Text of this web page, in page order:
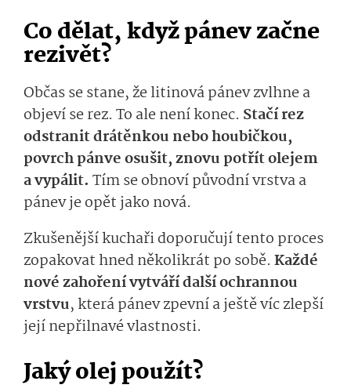
Co dělat, když pánev začne
rezivět?
Občas se stane, že litinová pánev zvlhne a
objeví se rez. To ale není konec. Stačí rez
odstranit drátěnkou nebo houbičkou,
povrch pánve osušit, znovu potřít olejem
a vypálit. Tím se obnoví původní vrstva a
pánev je opět jako nová.
Zkušenější kuchaři doporučují tento proces
zopakovat hned několikrát po sobě. Každé
nové zahoření vytváří další ochrannou
vrstvu, která pánev zpevní a ještě víc zlepší
její nepřilnavé vlastnosti.
Jaký olej použít?